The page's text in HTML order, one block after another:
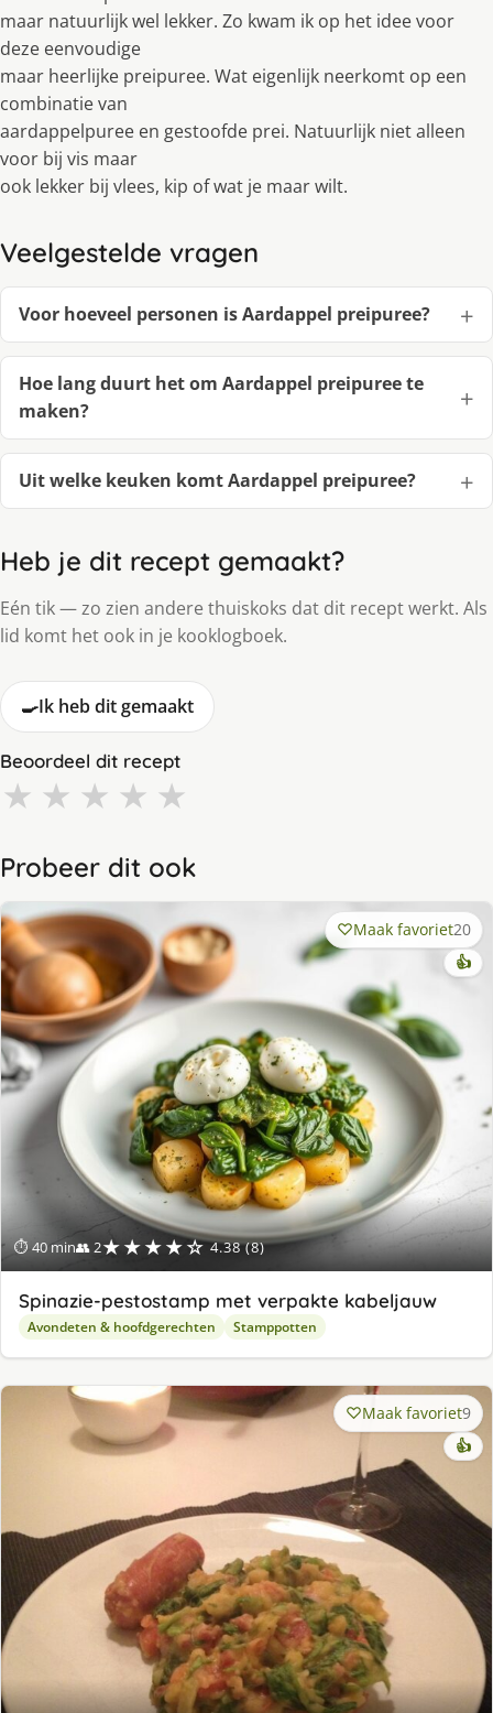
maar natuurlijk wel lekker. Zo kwam ik op het idee voor
deze eenvoudige
maar heerlijke preipuree. Wat eigenlijk neerkomt op een
combinatie van
aardappelpuree en gestoofde prei. Natuurlijk niet alleen
voor bij vis maar
ook lekker bij vlees, kip of wat je maar wilt.
Veelgestelde vragen
Voor hoeveel personen is Aardappel preipuree?
Hoe lang duurt het om Aardappel preipuree te
maken?
Uit welke keuken komt Aardappel preipuree?
Heb je dit recept gemaakt?
Eén tik — zo zien andere thuiskoks dat dit recept werkt. Als
lid komt het ook in je kooklogboek.
🍳Ik heb dit gemaakt
Beoordeel dit recept
★ ★ ★ ★ ★
Probeer dit ook
⏱ 40 min👥 2★★★★☆ 4.38 (8)
Maak favoriet20
👍
Spinazie-pestostamp met verpakte kabeljauw
Avondeten & hoofdgerechten Stamppotten
Maak favoriet9
👍